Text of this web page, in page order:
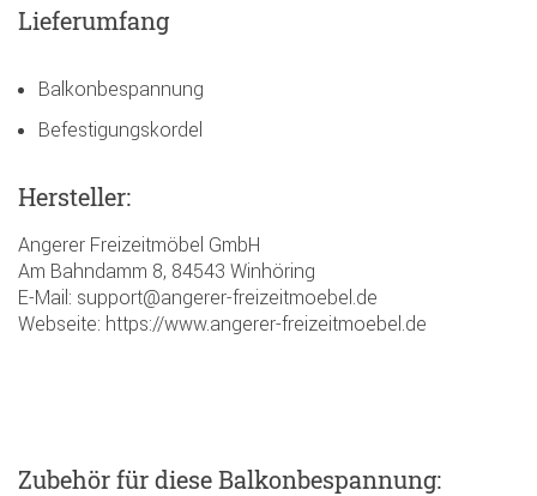
Lieferumfang
Balkonbespannung
Befestigungskordel
Hersteller:
Angerer Freizeitmöbel GmbH
Am Bahndamm 8, 84543 Winhöring
E-Mail: support@angerer-freizeitmoebel.de
Webseite: https://www.angerer-freizeitmoebel.de
Zubehörfür diese Balkonbespannung: